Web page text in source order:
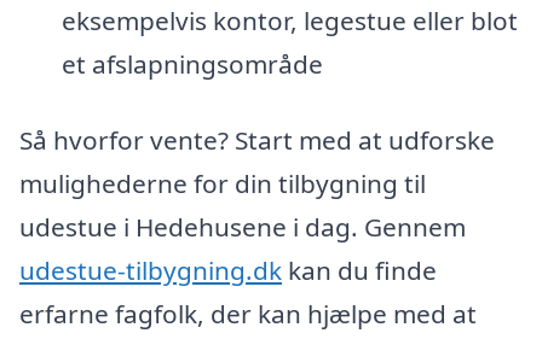
eksempelvis kontor, legestue eller blot
et afslapningsområde
Så hvorfor vente? Start med at udforske
mulighederne for din tilbygning til
udestue i Hedehusene i dag. Gennem
udestue-tilbygning.dk kan du finde
erfarne fagfolk, der kan hjælpe med at